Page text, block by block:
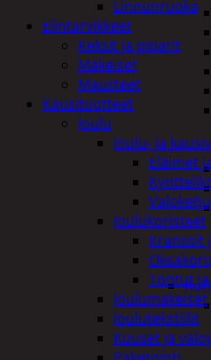
Linnunruoka
Elintarvikkeet
Keksit ja piparit
Makeiset
Mausteet
Kausituotteet
Joulu
Joulu- ja
Eläimet
Joulukoristeet
Kranssit
Tontut
Joulumakeiset
Joulutekstiilit
Kuuset ja